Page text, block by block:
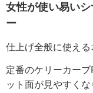
女性が使い易い
ー
仕上げ全般に使え
定番のケリーカー
ット面が見やすく